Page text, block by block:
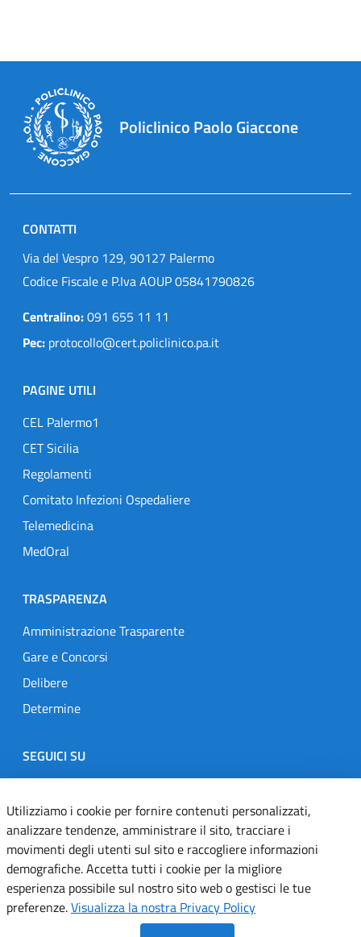
Policlinico Paolo Giaccone
CONTATTI
Via del Vespro 129, 90127 Palermo
Codice Fiscale e P.Iva AOUP 05841790826
Centralino:091 655 11 11
Pec: protocollo@cert.policlinico.pa.it
PAGINE UTILI
CEL Palermo1
CET Sicilia
Regolamenti
Comitato Infezioni Ospedaliere
Telemedicina
MedOral
TRASPARENZA
Amministrazione Trasparente
Gare e Concorsi
Delibere
Determine
SEGUICI SU
Designers Italia
TwitterInstagramYoutubeLinkedin
Dichiarazione di accessibilità
Informativa cookie
Utilizziamo i cookie per fornire contenuti personalizzati,
analizzare tendenze, amministrare il sito, tracciare i
movimenti degli utenti sul sito e raccogliere informazioni
demografiche. Accetta tutti i cookie per la migliore
esperienza possibile sul nostro sito web o gestisci le tue
preferenze.Visualizza la nostra Privacy Policy